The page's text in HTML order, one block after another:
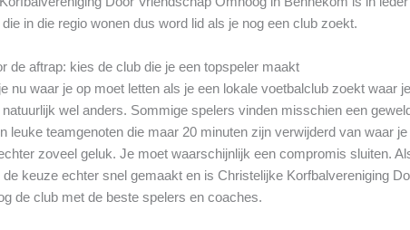
in die regio wonen dus word lid als je nog een club zoekt.
de aftrap: kies de club die je een topspeler maakt
nu waar je op moet letten als je een lokale voetbalclub zoekt waar
wel anders. Sommige spelers vinden misschien een
leuke teamgenoten die maar 20 minuten zijn verwijderd van waar je
zoveel geluk. Je moet waarschijnlijk een compromis sluiten.
keuze echter snel gemaakt en is Christelijke Korfbalvereniging
de club met de beste spelers en coaches.